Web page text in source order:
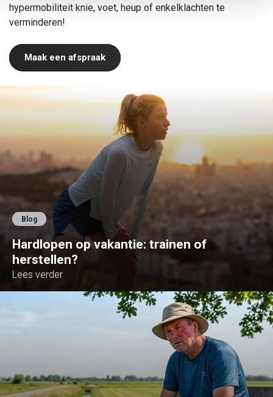
hypermobiliteit knie, voet, heup of enkelklachten te
verminderen!
Maak een afspraak
Blog
Hardlopen op vakantie: trainen of
herstellen?
Lees verder